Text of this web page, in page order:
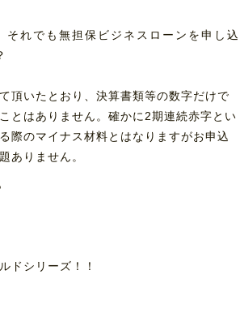
それでも無担保ビジネスローンを申し込
頂いたとおり、決算書類等の数字だけで
とはありません。確かに2期連続赤字とい
際のマイナス材料とはなりますがお申込
ありません。
ドシリーズ！！